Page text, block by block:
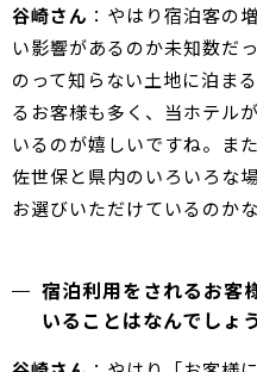
谷崎さん ：やはり宿泊客の
い影響があるのか未知数だ
のって知らない土地に泊ま
るお客様も多く、当ホテル
いるのが嬉しいですね。ま
佐世保と県内のいろいろな
お選びいただけているのか
宿泊利用をされるお客
いることはなんでしょ